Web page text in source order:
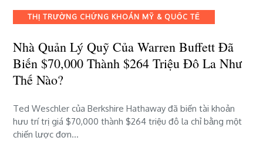
của
Buffett
đã
biến
$264
triệu
THỊ TRƯỜNG CHỨNG KHOÁN MỸ & QUỐC TẾ
Nhà Quản Lý Quỹ Của Warren Buffett Đã
Biến $70,000 Thành $264 Triệu Đô La Như
Thế Nào?
Ted Weschler của Berkshire Hathaway đã biến tài khoản
hưu trí trị giá $70,000 thành $264 triệu đô la chỉ bằng một
chiến lược đơn…